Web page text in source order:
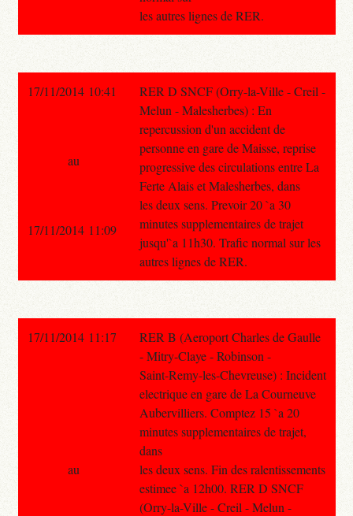
les autres lignes de RER.
17/11/2014 10:41
RER D SNCF (Orry-la-Ville - Creil -
Melun - Malesherbes) : En
repercussion d'un accident de
personne en gare de Maisse, reprise
progressive des circulations entre La
Ferte Alais et Malesherbes, dans
les deux sens. Prevoir 20 `a 30
minutes supplementaires de trajet
jusqu'`a 11h30. Trafic normal sur les
autres lignes de RER.
au
17/11/2014 11:09
17/11/2014 11:17
RER B (Aeroport Charles de Gaulle
- Mitry-Claye - Robinson -
Saint-Remy-les-Chevreuse) : Incident
electrique en gare de La Courneuve
Aubervilliers. Comptez 15 `a 20
minutes supplementaires de trajet,
dans
les deux sens. Fin des ralentissements
estimee `a 12h00. RER D SNCF
(Orry-la-Ville - Creil - Melun -
au